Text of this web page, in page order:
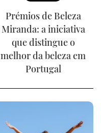
Prémios de Beleza
Miranda: a iniciativa
que distingue o
melhor da beleza em
Portugal